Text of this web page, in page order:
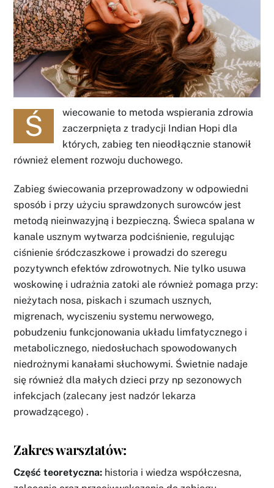
Ś
wiecowanie to metoda wspierania zdrowia
zaczerpnięta z tradycji Indian Hopi dla
których, zabieg ten nieodłącznie stanowił
również element rozwoju duchowego.
Zabieg świecowania przeprowadzony w odpowiedni
sposób i przy użyciu sprawdzonych surowców jest
metodą nieinwazyjną i bezpieczną. Świeca spalana w
kanale usznym wytwarza podciśnienie, regulując
ciśnienie śródczaszkowe i prowadzi do szeregu
pozytywnch efektów zdrowotnych. Nie tylko usuwa
woskowinę i udrażnia zatoki ale również pomaga przy:
nieżytach nosa, piskach i szumach usznych,
migrenach, wyciszeniu systemu nerwowego,
pobudzeniu funkcjonowania układu limfatycznego i
metabolicznego, niedosłuchach spowodowanych
niedrożnymi kanałami słuchowymi. Świetnie nadaje
się również dla małych dzieci przy np sezonowych
infekcjach (zalecany jest nadzór lekarza
prowadzącego) .
Zakreswarsztatów:
Część teoretyczna: historia i wiedza współczesna,